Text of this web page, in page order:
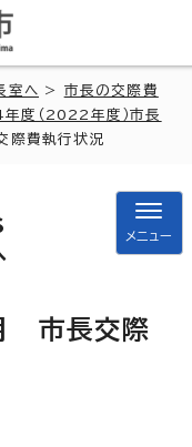
室へ > 市長の交際費
度（2022年度）市長
費執行状況
メニュー
市長交際